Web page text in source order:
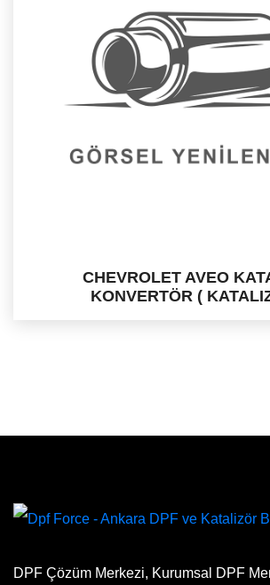
CHEVROLET AVEO
KONVERTÖR (
DPF Çözüm Merkezi, Kurumsal DPF